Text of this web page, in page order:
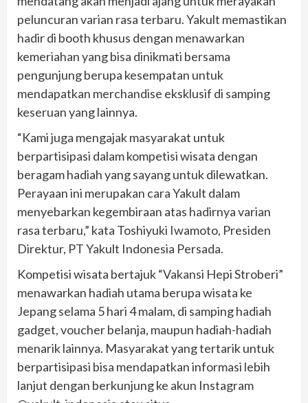
peluncuran varian rasa terbaru. Yakult memastikan
hadir di booth khusus dengan menawarkan
kemeriahan yang bisa dinikmati bersama
pengunjung berupa kesempatan untuk
mendapatkan merchandise eksklusif di samping
keseruan yang lainnya.
“Kami juga mengajak masyarakat untuk
berpartisipasi dalam kompetisi wisata dengan
beragam hadiah yang sayang untuk dilewatkan.
Perayaan ini merupakan cara Yakult dalam
menyebarkan kegembiraan atas hadirnya varian
rasa terbaru,” kata Toshiyuki Iwamoto, Presiden
Direktur, PT Yakult Indonesia Persada.
Kompetisi wisata bertajuk “Vakansi Hepi Stroberi”
menawarkan hadiah utama berupa wisata ke
Jepang selama 5 hari 4 malam, di samping hadiah
gadget, voucher belanja, maupun hadiah-hadiah
menarik lainnya. Masyarakat yang tertarik untuk
berpartisipasi bisa mendapatkan informasi lebih
lanjut dengan berkunjung ke akun Instagram